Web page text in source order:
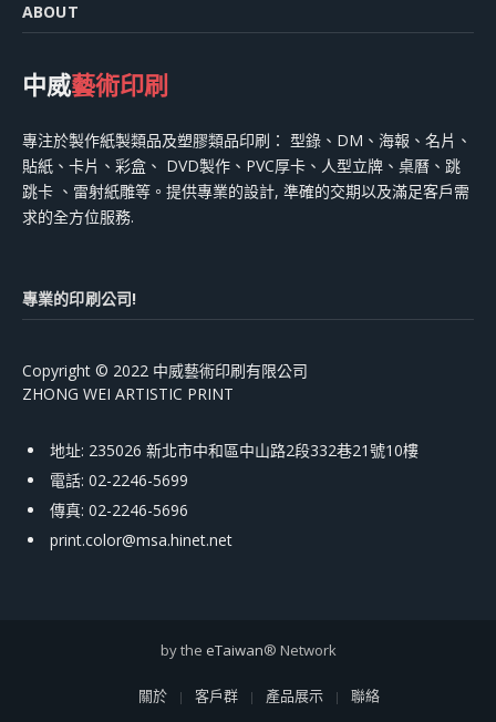
ABOUT
中威藝術印刷
專注於製作紙製類品及塑膠類品印刷： 型錄、DM、海報、名片、
貼紙、卡片、彩盒、 DVD製作、PVC厚卡、人型立牌、桌曆、跳
跳卡 、雷射紙雕等。提供專業的設計, 準確的交期以及滿足客戶需
求的全方位服務.
專業的印刷公司!
Copyright © 2022 中威藝術印刷有限公司
ZHONG WEI ARTISTIC PRINT
地址: 235026 新北市中和區中山路2段332巷21號10樓
電話: 02-2246-5699
傳真: 02-2246-5696
print.color@msa.hinet.net
by the eTaiwan® Network
關於 客戶群 產品展示 聯絡